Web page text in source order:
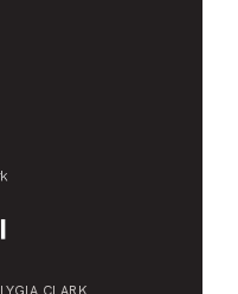
LYGIA CLARK